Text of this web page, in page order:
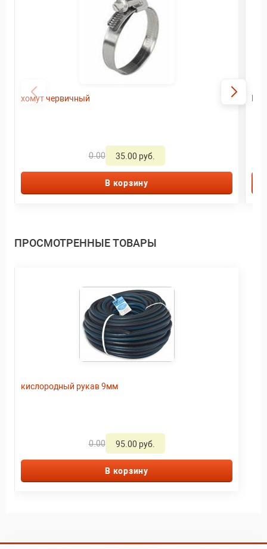
хомут червичный
0.00 35.00 руб.
В корзину
ПРОСМОТРЕННЫЕ ТОВАРЫ
кислородный рукав 9мм
0.00 95.00 руб.
В корзину